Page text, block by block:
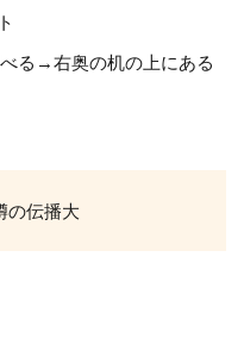
る→右奥の机の上にある
の伝播大